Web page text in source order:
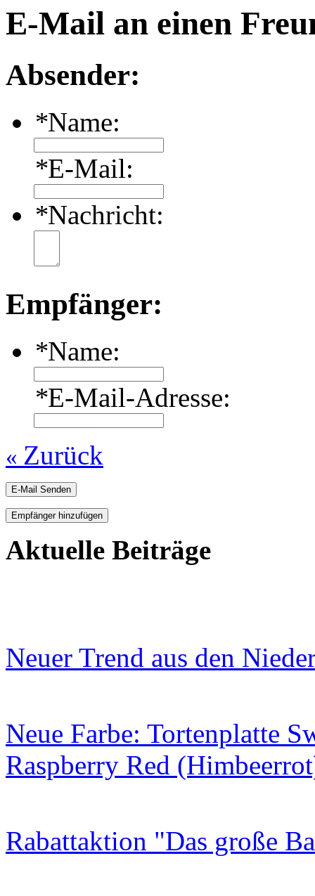
E-Mail an einen
Absender:
*Name:
*E-Mail:
*Nachricht:
Empfänger:
*Name:
*E-Mail-Adresse:
« Zurück
E-Mail Senden
Empfänger hinzufügen
Aktuelle Beiträge
Neuer Trend aus den
Neue Farbe: Tortenplatte
Raspberry Red
Rabattaktion "Das große